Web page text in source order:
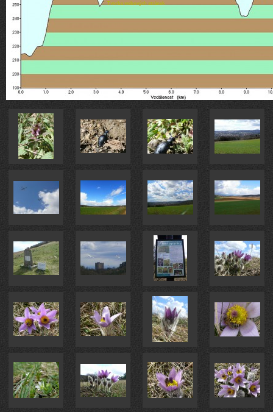
Tvorba webových stránek